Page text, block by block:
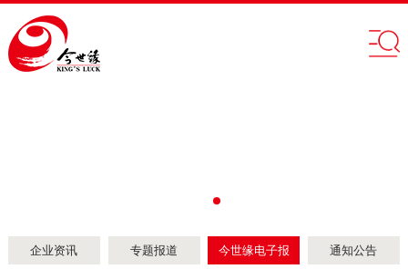
企业资讯 专题报道 今世缘电子报 通知公告